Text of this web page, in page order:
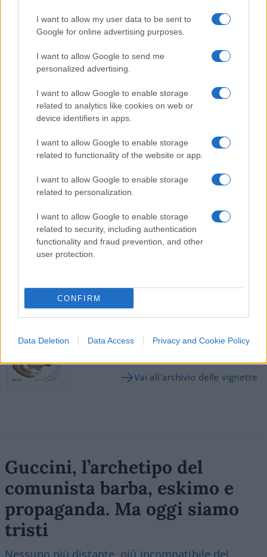
I want to allow my user data to be sent to
Google for online advertising purposes.
I want to allow Google to send me
personalized advertising.
I want to allow Google to enable storage
related to analytics like cookies on web or
device identifiers in apps.
I want to allow Google to enable storage
related to functionality of the website or app.
I want to allow Google to enable storage
related to personalization.
I want to allow Google to enable storage
related to security, including authentication
functionality and fraud prevention, and other
user protection.
CONFIRM
Data Deletion Data Access Privacy and Cookie Policy
BREAK: Gript Media can confirm, via official
sources, that the person of interest in the
stabbing incident in Dublin today in which four
people plus the assailant were injured, is
understood at this stage by Gardai to be an
Algerian national.
— gript (@griptmedia) November 23, 2023
Notizia in aggiornamento
SEDUTE SATIRICHE
Vignetta del 04/08/2026
Vai all'archivio delle vignette
Guccini, l’archetipo del
comunista barba, eskimo e
propaganda. Ma oggi siamo
tristi